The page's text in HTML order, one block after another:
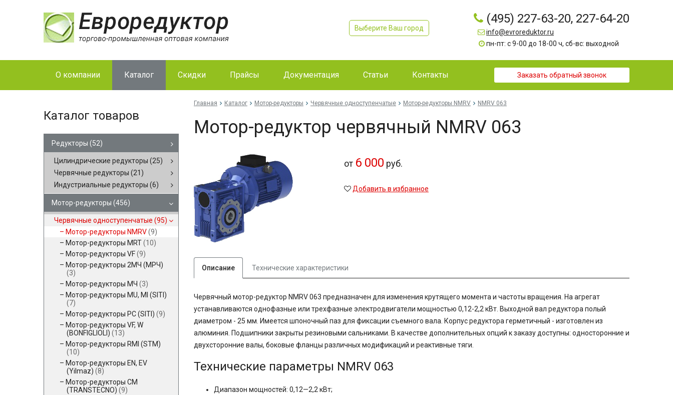
Выберите Ваш город
(495) 227-63-20, 227-64-20
info@evroreduktor.ru
пн-пт: с 9-00 до 18-00 ч, сб-вс: выходной
О компании Каталог Скидки Прайсы Документация Статьи Контакты Заказать обратный звонок
Каталог товаров
Редукторы (52)
Цилиндрические редукторы (25)
Червячные редукторы (21)
Индустриальные редукторы (6)
Мотор-редукторы (456)
Червячные одноступенчатые (95)
Мотор-редукторы NMRV(9)
Мотор-редукторы MRT(10)
Мотор-редукторы VF(9)
Мотор-редукторы 2МЧ (МРЧ)
(3)
Мотор-редукторы МЧ (3)
Мотор-редукторы MU, MI (SITI)
(7)
Мотор-редукторы PC (SITI) (9)
Мотор-редукторы VF, W
(BONFIGLIOLI) (13)
Мотор-редукторы RMI (STM)
(10)
Мотор-редукторы EN, EV
(Yilmaz) (8)
Мотор-редукторы CM
(TRANSTECNO) (9)
Главная Каталог Мотор-редукторы Червячные одноступенчатые Мотор-редукторы NMRV NMRV 063
Мотор-редуктор червячный NMRV 063
от 6 000 руб.
Добавить в избранное
Описание Технические характеристики
Червячный мотор-редуктор NMRV 063 предназначен для изменения крутящего момента и частоты вращения. На агрегат
устанавливаются однофазные или трехфазные электродвигатели мощностью 0,12-2,2 кВт. Выходной вал редуктора полый
диаметром - 25 мм. Имеется шпоночный паз для фиксации съемного вала. Корпус редуктора герметичный - изготовлен из
алюминия. Подшипники закрыты резиновыми сальниками. В качестве дополнительных опций к заказу доступны: односторонние и
двухсторонние валы, боковые фланцы различных модификаций и реактивные тяги.
Технические параметры NMRV 063
Диапазон мощностей: 0,12—2,2 кВт;